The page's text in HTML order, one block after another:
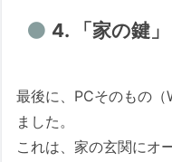
4. 「家の鍵
最後に、PCそのもの
ました。
これは、家の玄関にオ